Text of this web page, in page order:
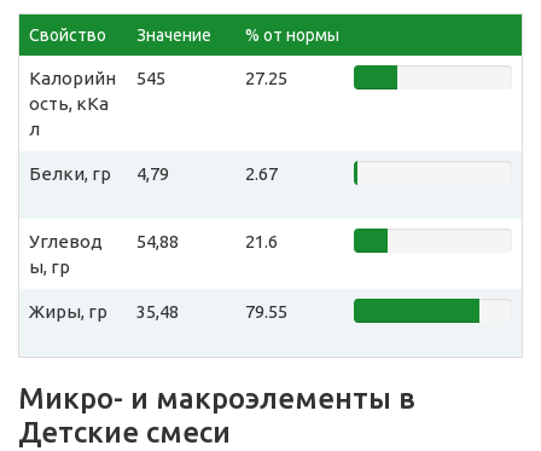
Свойство Значение % от нормы
Калорийн
ость, кКа
л
545 27.25
Белки, гр 4,79 2.67
Углевод
ы, гр
54,88 21.6
Жиры, гр 35,48 79.55
Микро- и макроэлементы в
Детские смеси